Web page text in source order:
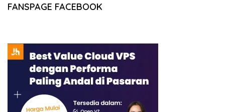
FANSPAGE FACEBOOK